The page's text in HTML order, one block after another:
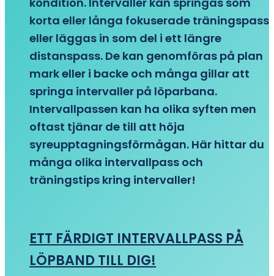
korta eller långa fokuserade träningspass
eller läggas in som del i ett längre
distanspass. De kan genomföras på plan
mark eller i backe och många gillar att
springa intervaller på löparbana.
Intervallpassen kan ha olika syften men
oftast tjänar de till att höja
syreupptagningsförmågan. Här hittar du
många olika intervallpass och
träningstips kring intervaller!
ETT FÄRDIGT INTERVALLPASS PÅ
LÖPBAND TILL DIG!